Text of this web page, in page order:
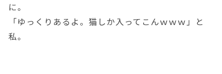
に。
「ゆっくりあるよ。猫しか入ってこんｗｗｗ」と
私。